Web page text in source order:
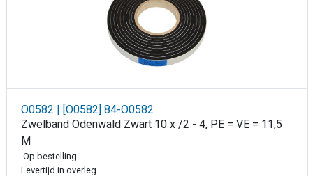
O0582 | [O0582] 84-O0582
Zwelband Odenwald Zwart 10 x /2 - 4, PE = VE = 11,5
M
Op bestelling
Levertijd in overleg